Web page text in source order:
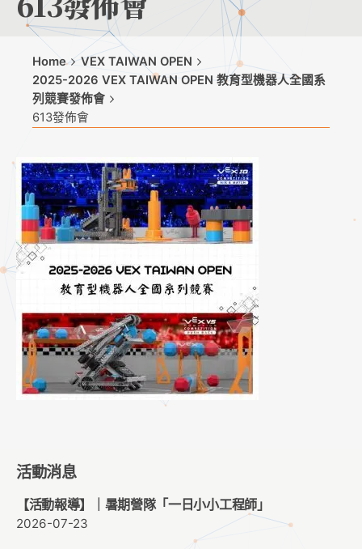
Home
VEX TAIWAN OPEN
2025-2026 VEX TAIWAN OPEN 教育型機器人全國系
列競賽發佈會
613發佈會
活動消息
【活動報導】｜暑期營隊「一日小小工程師」
2026-07-23